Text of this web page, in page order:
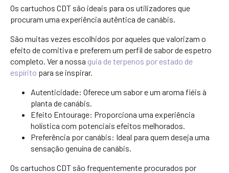
Os cartuchos CDT são ideais para os utilizadores que
procuram uma experiência autêntica de canábis.
São muitas vezes escolhidos por aqueles que valorizam o
efeito de comitiva e preferem um perfil de sabor de espetro
completo. Ver a nossa guia de terpenos por estado de
espírito para se inspirar.
Autenticidade: Oferece um sabor e um aroma fiéis à
planta de canábis.
Efeito Entourage: Proporciona uma experiência
holística com potenciais efeitos melhorados.
Preferência por canábis: Ideal para quem deseja uma
sensação genuína de canábis.
Os cartuchos CDT são frequentemente procurados por